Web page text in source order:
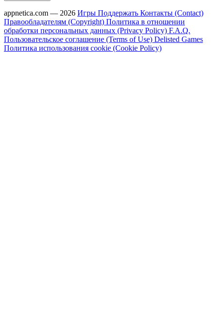
appnetica.com — 2026 Игры Поддержать Контакты (Contact)
Правообладателям (Copyright) Политика в отношении
обработки персональных данных (Privacy Policy) F.A.Q.
Пользовательское соглашение (Terms of Use) Delisted Games
Политика использования cookie (Cookie Policy)